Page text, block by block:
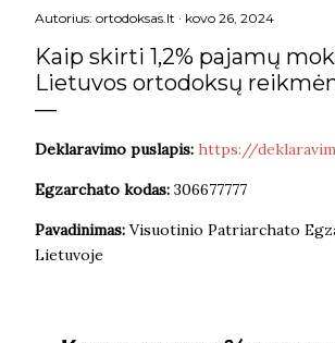
Autorius: ortodoksas.lt kovo 26, 2024
Kaip skirti 1,2% pajamų
Lietuvos ortodoksų
Deklaravimo puslapis: https://
Egzarchato kodas: 306677777
Pavadinimas: Visuotinio Patriarchato
Lietuvoje